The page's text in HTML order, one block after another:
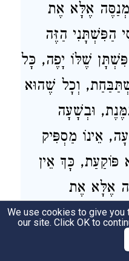
מְנַסֶּה אֶלָּא אֶת
הַפִּשְׁתָּנִי הַזֶּה
שֶׁלּוֹ יָפֶה, כָּל
וְכָל שֶׁהוּא
וּבְשָׁעָה
אֵינוֹ מַסְפִּיק
כָּךְ אֵין
אֶלָּא אֶת
יִבְחָן. רַבִּי
שֶׁהָיוּ לוֹ שְׁתֵּי
We use cookies to give
our site. Click OK to